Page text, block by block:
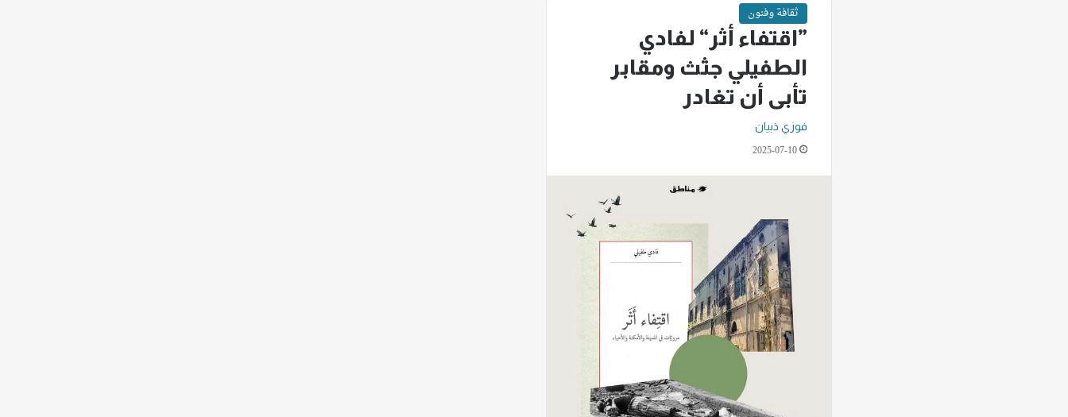
ثقافة وفنون
”اقتفاء أثر“ لفادي
الطفيلي جثث ومقابر
تأبى أن تغادر
فوزي ذبيان
2025-07-10